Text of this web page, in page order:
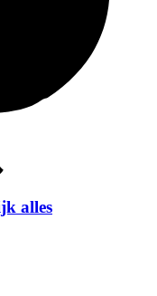
alles